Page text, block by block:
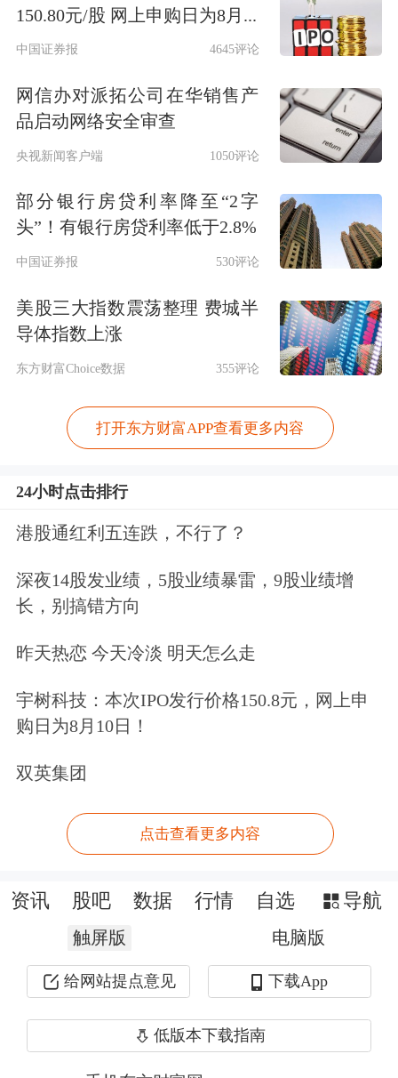
1.65%，谷歌跌2.17%，
亚马逊跌
0.74%，Meta涨2.27%，
特斯拉涨
6.23%。
高瓴大举加仓拼 ，成第一大重仓股
北京时间2月15日，高瓴旗下专注于二
级市场投资的基金管理平台HHLR
Advisors公布了2023年第四季度末的美
股持仓情况。
数据显示，去年四季度末HHLR
亿美元（约357亿元人民币），环比去
为拼多多、
物、微软、赛富时、TAKE-TWO互动
软件、亚马逊、丹纳赫、DoorDash。
其中，中概股市值占比超过70%，占据
主导地位。
具体来看，去年四季度高瓴对拼多多、
亚马逊、京东等电商科技公司进行了增
持。其中，大举增持拼多多276万股，
持股数量升至1011万股，增持金额高达
4亿美元，期末持股市值高达14.79亿美
元，超越了多个季度持仓第一的百济神
150.80元/股 网上申购日为8月...
中国证券报 4645评论
网信办对派拓公司在华销售产
品启动网络安全审查
央视新闻客户端 1050评论
部分银行房贷利率降至“2字
头”！有银行房贷利率低于2.8%
中国证券报 530评论
美股三大指数震荡整理 费城半
导体指数上涨
东方财富Choice数据 355评论
打开东方财富APP查看更多内容
24小时点击排行
港股通红利五连跌，不行了？
深夜14股发业绩，5股业绩暴雷，9股业绩增
长，别搞错方向
昨天热恋 今天冷淡 明天怎么走
宇树科技：本次IPO发行价格150.8元，网上申
购日为8月10日！
双英集团
点击查看更多内容
资讯 股吧 数据 行情 自选 导航
触屏版 电脑版
给网站提点意见 下载App
低版本下载指南